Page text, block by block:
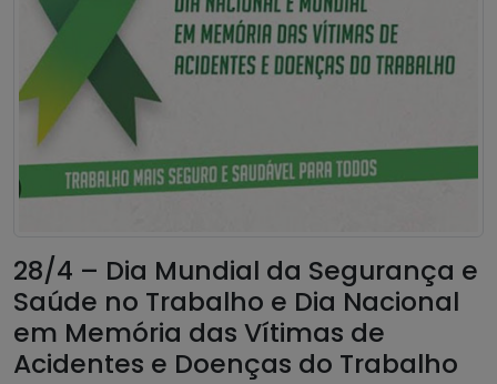
28/4 – Dia Mundial da Segurança e
Saúde no Trabalho e Dia Nacional
em Memória das Vítimas de
Acidentes e Doenças do Trabalho